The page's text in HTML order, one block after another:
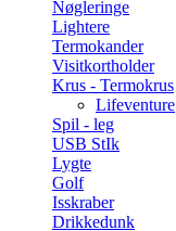
Nøgleringe
Lightere
Termokander
Visitkortholder
Krus - Termokrus
Lifeventure
Spil - leg
USB StIk
Lygte
Golf
Isskraber
Drikkedunk